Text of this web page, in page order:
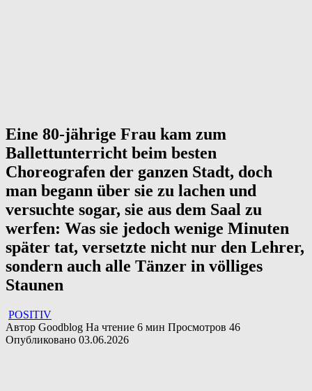
Eine 80-jährige Frau kam zum
Ballettunterricht beim besten
Choreografen der ganzen Stadt, doch
man begann über sie zu lachen und
versuchte sogar, sie aus dem Saal zu
werfen: Was sie jedoch wenige Minuten
später tat, versetzte nicht nur den Lehrer,
sondern auch alle Tänzer in völliges
Staunen
POSITIV
Автор Goodblog На чтение 6 мин Просмотров 46
Опубликовано 03.06.2026